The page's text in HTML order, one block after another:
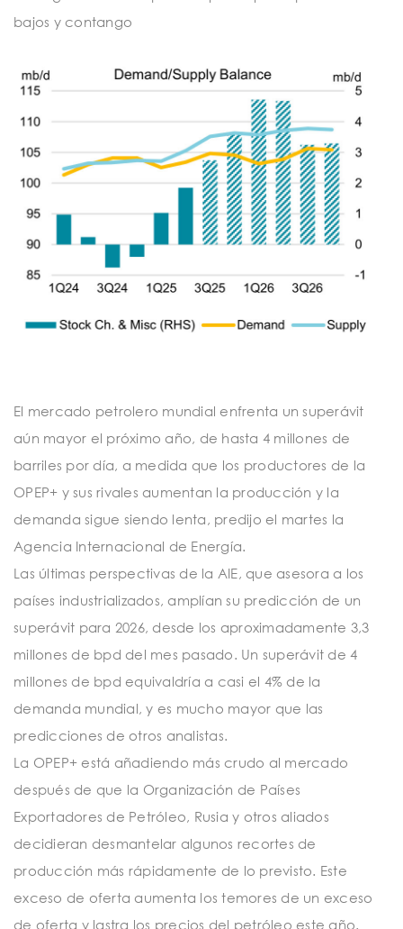
bajos y contango
El mercado petrolero mundial enfrenta un superávit
aún mayor el próximo año, de hasta 4 millones de
barriles por día, a medida que los productores de la
OPEP+ y sus rivales aumentan la producción y la
demanda sigue siendo lenta, predijo el martes la
Agencia Internacional de Energía.
Las últimas perspectivas de la AIE, que asesora a los
países industrializados, amplían su predicción de un
superávit para 2026, desde los aproximadamente 3,3
millones de bpd del mes pasado. Un superávit de 4
millones de bpd equivaldría a casi el 4% de la
demanda mundial, y es mucho mayor que las
predicciones de otros analistas.
La OPEP+ está añadiendo más crudo al mercado
después de que la Organización de Países
Exportadores de Petróleo, Rusia y otros aliados
decidieran desmantelar algunos recortes de
producción más rápidamente de lo previsto. Este
exceso de oferta aumenta los temores de un exceso
de oferta y lastra los precios del petróleo este año.